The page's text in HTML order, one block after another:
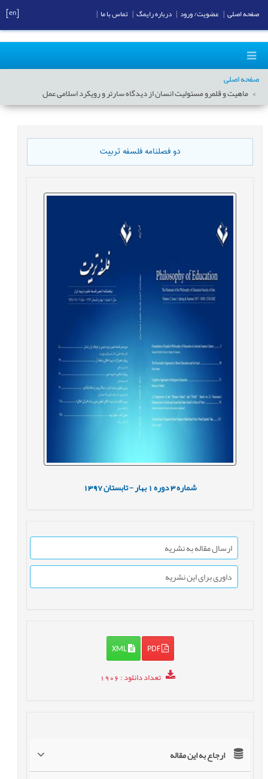
صفحه اصلی
ماهیت و قلمرو مسئولیت انسان از دیدگاه سارتر و رویکرد اسلامی عمل
دو فصلنامه فلسفه تربیت
شماره3 دوره1 بهار - تابستان1397
ارسال مقاله به نشریه
داوری برای این نشریه
PDF
XML
تعداد دانلود: 1906
ارجاع به این مقاله
صفحه اصلی عضویت/ ورود درباره رایمگ تماس با ما